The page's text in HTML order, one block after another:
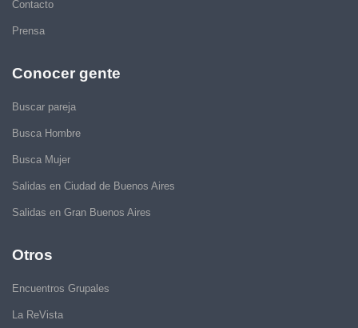
Contacto
Prensa
Conocer gente
Buscar pareja
Busca Hombre
Busca Mujer
Salidas en Ciudad de Buenos Aires
Salidas en Gran Buenos Aires
Otros
Encuentros Grupales
La ReVista